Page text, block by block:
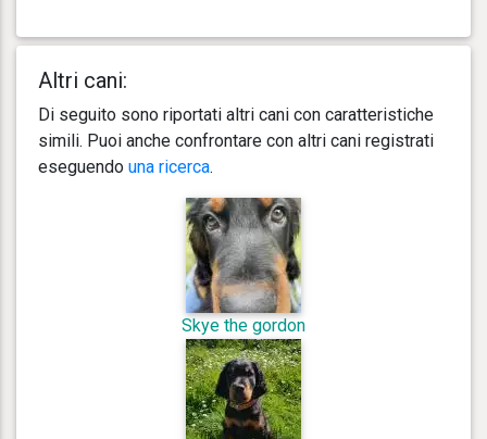
Altri cani:
Di seguito sono riportati altri cani con caratteristiche
simili. Puoi anche confrontare con altri cani registrati
eseguendo una ricerca.
Skye the gordon